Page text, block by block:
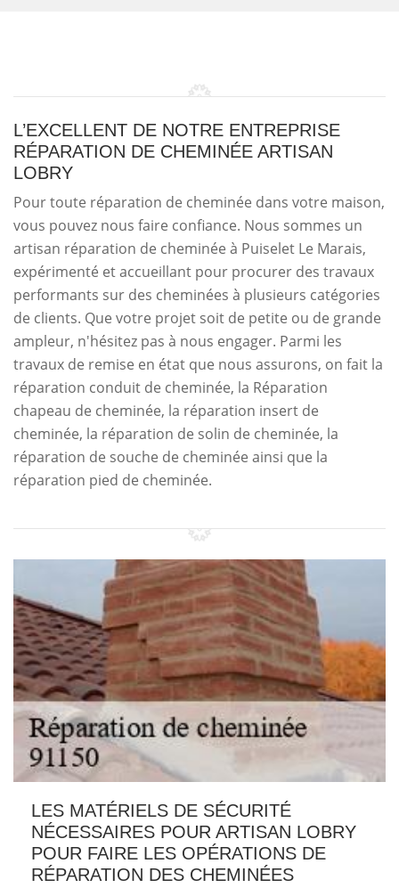
L’EXCELLENT DE NOTRE ENTREPRISE
RÉPARATION DE CHEMINÉE ARTISAN
LOBRY
Pour toute réparation de cheminée dans votre maison,
vous pouvez nous faire confiance. Nous sommes un
artisan réparation de cheminée à Puiselet Le Marais,
expérimenté et accueillant pour procurer des travaux
performants sur des cheminées à plusieurs catégories
de clients. Que votre projet soit de petite ou de grande
ampleur, n'hésitez pas à nous engager. Parmi les
travaux de remise en état que nous assurons, on fait la
réparation conduit de cheminée, la Réparation
chapeau de cheminée, la réparation insert de
cheminée, la réparation de solin de cheminée, la
réparation de souche de cheminée ainsi que la
réparation pied de cheminée.
LES MATÉRIELS DE SÉCURITÉ
NÉCESSAIRES POUR ARTISAN LOBRY
POUR FAIRE LES OPÉRATIONS DE
RÉPARATION DES CHEMINÉES